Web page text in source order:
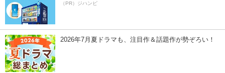
（PR）ジハンピ
2026年7月夏ドラマも、注目作＆話題作が勢ぞろい！